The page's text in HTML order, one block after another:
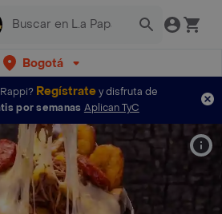
Bogotá
Regístratey disfruta de
por semanas Aplican TyC